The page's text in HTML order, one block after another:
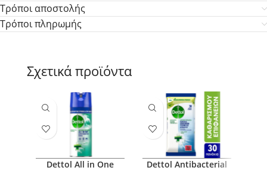
Τρόποι αποστολής
Τρόποι πληρωμής
Σχετικά προϊόντα
Dettol All in One
Dettol Antibacterial